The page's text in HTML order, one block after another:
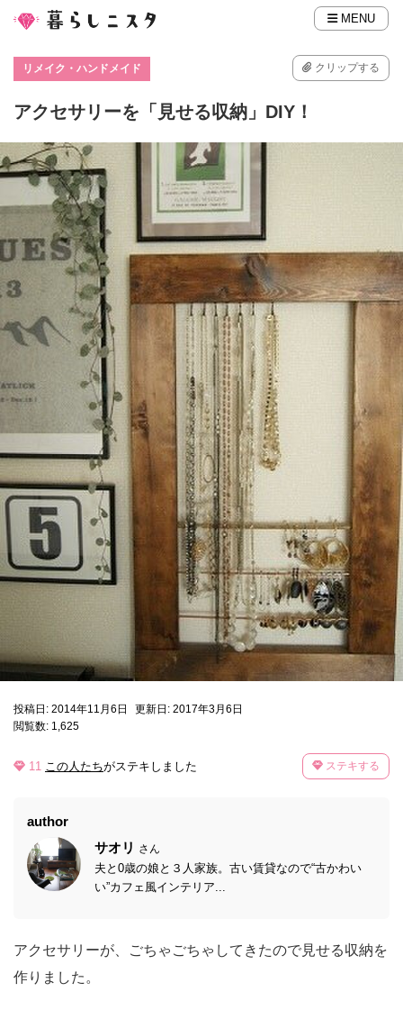
MENU
リメイク・ハンドメイド クリップする
アクセサリーを「見せる収納」DIY！
投稿日: 2014年11月6日
更新日: 2017年3月6日
閲覧数: 1,625
11 この人たちがステキしました ステキする
author
サオリ さん
夫と0歳の娘と３人家族。古い賃貸なので“古かわい
い”カフェ風インテリア...
アクセサリーが、ごちゃごちゃしてきたので見せる収納を
作りました。